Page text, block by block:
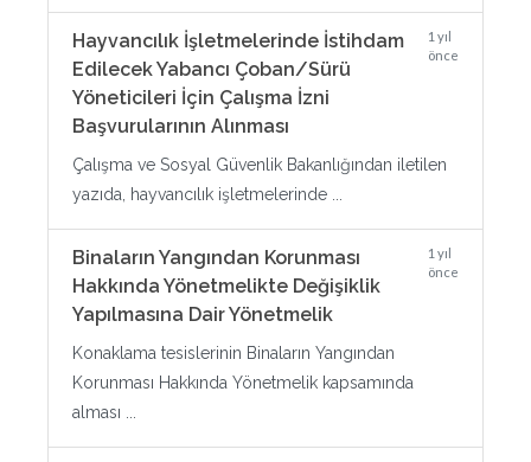
Hayvancılık İşletmelerinde İstihdam
Edilecek Yabancı Çoban/Sürü
Yöneticileri İçin Çalışma İzni
Başvurularının Alınması
1 yıl
önce
Çalışma ve Sosyal Güvenlik Bakanlığından iletilen
yazıda, hayvancılık işletmelerinde ...
Binaların Yangından Korunması
Hakkında Yönetmelikte Değişiklik
Yapılmasına Dair Yönetmelik
1 yıl
önce
Konaklama tesislerinin Binaların Yangından
Korunması Hakkında Yönetmelik kapsamında
alması ...